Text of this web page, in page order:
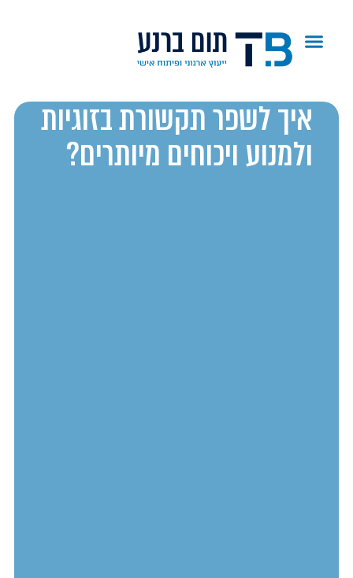
איך לשפר תקשורת בזוגיות
ולמנוע ויכוחים מיותרים?